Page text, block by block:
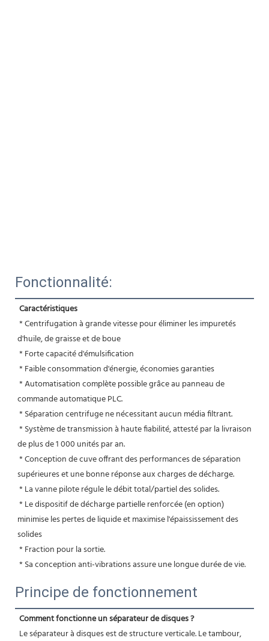
Fonctionnalité:
Caractéristiques
d'huile, de graisse et de boue
* Forte capacité d'émulsification
* Faible consommation d'énergie, économies garanties
commande automatique PLC.
* Séparation centrifuge ne nécessitant aucun média filtrant.
de plus de 1 000 unités par an.
supérieures et une bonne réponse aux charges de décharge.
* La vanne pilote régule le débit total/partiel des solides.
minimise les pertes de liquide et maximise l'épaississement des
solides
* Fraction pour la sortie.
* Sa conception anti-vibrations assure une longue durée de vie.
Principe de fonctionnement
Comment fonctionne un séparateur de disques ?